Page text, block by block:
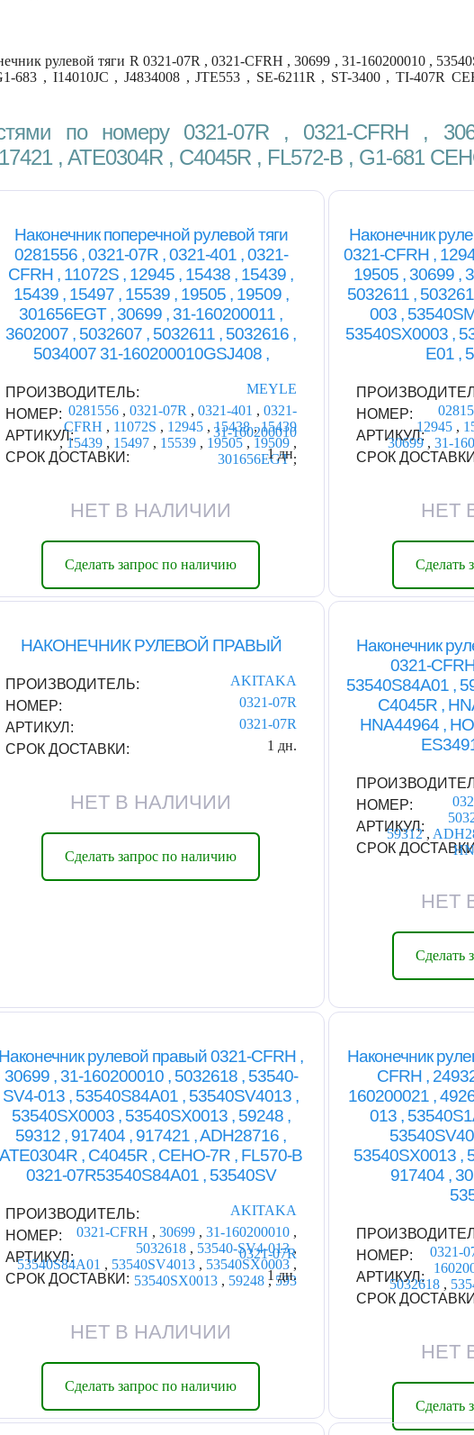
рулевой тяги R 0321-07R , 0321-CFRH , 30699 , 31-160200010 ,
, I14010JC , J4834008 , JTE553 , SE-6211R , ST-3400 , TI-407R
по номеру 0321-07R , 0321-CFRH ,
, ATE0304R , C4045R , FL572-B , G1-681
Наконечник поперечной рулевой тяги
0281556 , 0321-07R , 0321-401 , 0321-
CFRH , 11072S , 12945 , 15438 , 15439 ,
15439 , 15497 , 15539 , 19505 , 19509 ,
301656EGT , 30699 , 31-160200011 ,
3602007 , 5032607 , 5032611 , 5032616 ,
5034007 31-160200010GSJ408 ,
ПРОИЗВОДИТЕЛЬ:
MEYLE
НОМЕР: 0281556 , 0321-07R , 0321-401 , 0321-
CFRH , 11072S , 12945 , 15438,15439
,15439 , 15497 , 15539 , 19505 , 19509 ,
301656EGT,
АРТИКУЛ:
31-160200010
СРОК ДОСТАВКИ:
1 дн.
НЕТ В НАЛИЧИИ
Сделать запрос по наличию
Наконечник
0321-CFRH ,
19505 , 30699 ,
5032611 ,
003 ,
53540SX0003 ,
E01 ,
НОМЕР:
12945 ,
30699 , 31-
АРТИКУЛ:
СРОК
НЕТ
Сделать
НАКОНЕЧНИК РУЛЕВОЙ ПРАВЫЙ
ПРОИЗВОДИТЕЛЬ:
AKITAKA
НОМЕР:
0321-07R
АРТИКУЛ:
0321-07R
СРОК ДОСТАВКИ:
1 дн.
НЕТ В НАЛИЧИИ
Сделать запрос по наличию
Наконечник
0321-
53540S84A01 ,
C4045R ,
HNA44964 ,
НОМЕР:
59312 ,
АРТИКУЛ:
СРОК
НЕТ
Сделать
Наконечник рулевой правый 0321-CFRH ,
30699 , 31-160200010 , 5032618 , 53540-
SV4-013 , 53540S84A01 , 53540SV4013 ,
53540SX0003 , 53540SX0013 , 59248 ,
59312 , 917404 , 917421 , ADH28716 ,
ATE0304R , C4045R , CEHO-7R , FL570-B
0321-07R53540S84A01 , 53540SV
ПРОИЗВОДИТЕЛЬ:
AKITAKA
НОМЕР:
0321-CFRH , 30699 , 31-160200010 ,
5032618 , 53540-SV4-013,
53540S84A01 , 53540SV4013 , 53540SX0003 ,
53540SX0013 , 59248 ,593
АРТИКУЛ:
0321-07R
СРОК ДОСТАВКИ:
1 дн.
НЕТ В НАЛИЧИИ
Сделать запрос по наличию
Наконечник
CFRH ,
160200021 ,
013 ,
53540SX0013 ,
917404 ,
НОМЕР:
0321-
5032618 ,
АРТИКУЛ:
СРОК
НЕТ
Сделать